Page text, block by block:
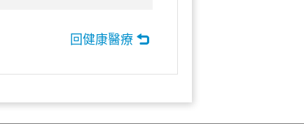
回健康醫療